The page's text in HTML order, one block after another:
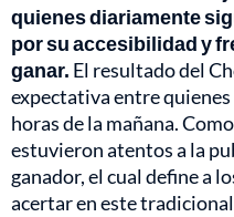
quienes diariamente
por su accesibilidad y
ganar. El resultado del
expectativa entre
horas de la mañana.
estuvieron atentos a la
ganador, el cual define a
acertar en este